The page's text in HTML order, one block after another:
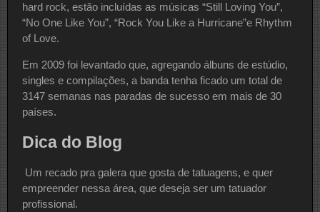
hard rock, estão incluídas as músicas “Still Loving You”,
“No One Like You”, “Rock You Like a Hurricane”e Rhythm
of Love.
Em 2009 foi levantado que, agregando álbuns de estúdio,
singles e compilações, a banda tenha ficado um total de
3147 semanas nas paradas de sucesso em mais de 30
países.
Dica do Blog
Um recado pra galera que gosta de tatuagens, e quer
empreender nessa área, que deseja ser um tatuador
profissional.